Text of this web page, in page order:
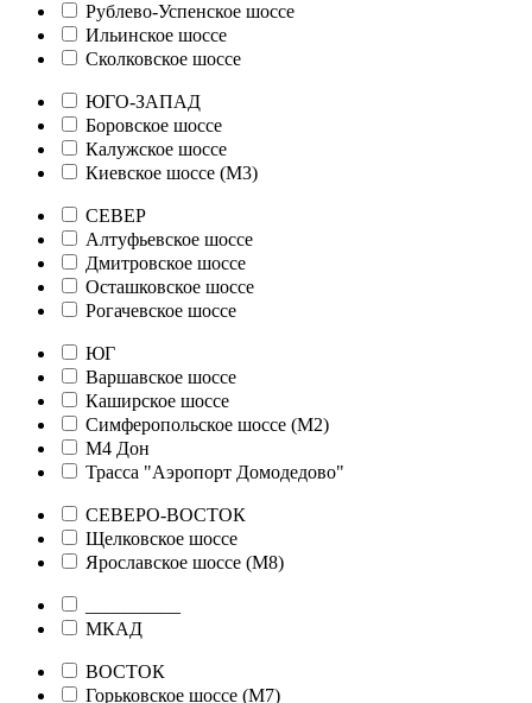
Рублево-Успенское шоссе
Ильинское шоссе
Сколковское шоссе
ЮГО-ЗАПАД
Боровское шоссе
Калужское шоссе
Киевское шоссе (М3)
СЕВЕР
Алтуфьевское шоссе
Дмитровское шоссе
Осташковское шоссе
Рогачевское шоссе
ЮГ
Варшавское шоссе
Каширское шоссе
Симферопольское шоссе (М2)
М4 Дон
Трасса "Аэропорт Домодедово"
СЕВЕРО-ВОСТОК
Щелковское шоссе
Ярославское шоссе (М8)
МКАД
ВОСТОК
Горьковское шоссе (М7)